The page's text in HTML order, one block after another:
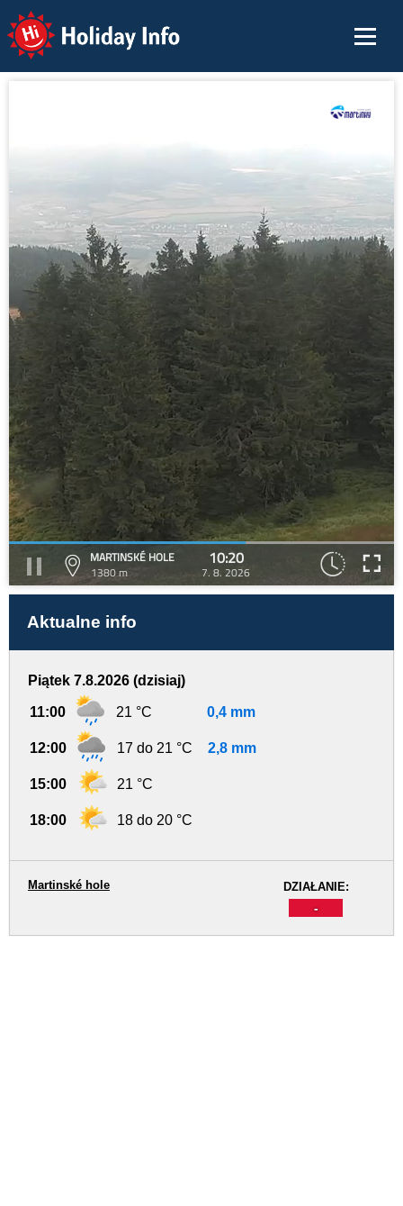
Holiday Info
MARTINSKÉ HOLE
1380 m
10:20
7. 8. 2026
Aktualne info
Piątek 7.8.2026 (dzisiaj)
11:00 21 °C 0,4 mm
12:00 17 do 21 °C 2,8 mm
15:00 21 °C
18:00 18 do 20 °C
DZIAŁANIE:
-
Martinské hole